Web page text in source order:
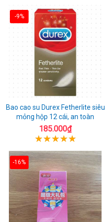
-9%
Bao cao su Durex Fetherlite siêu
mỏng hộp 12 cái, an toàn
185.000₫
-16%